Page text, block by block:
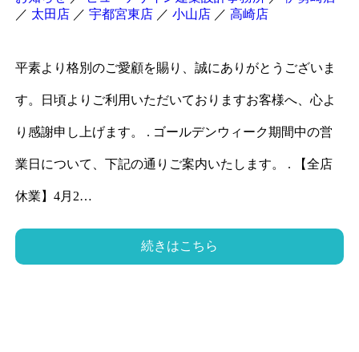
／ 太田店／ 宇都宮東店／ 小山店／ 高崎店
平素より格別のご愛顧を賜り、誠にありがとうございま
す。日頃よりご利用いただいておりますお客様へ、心よ
り感謝申し上げます。 . ゴールデンウィーク期間中の営
業日について、下記の通りご案内いたします。 . 【全店
休業】4月2…
続きはこちら